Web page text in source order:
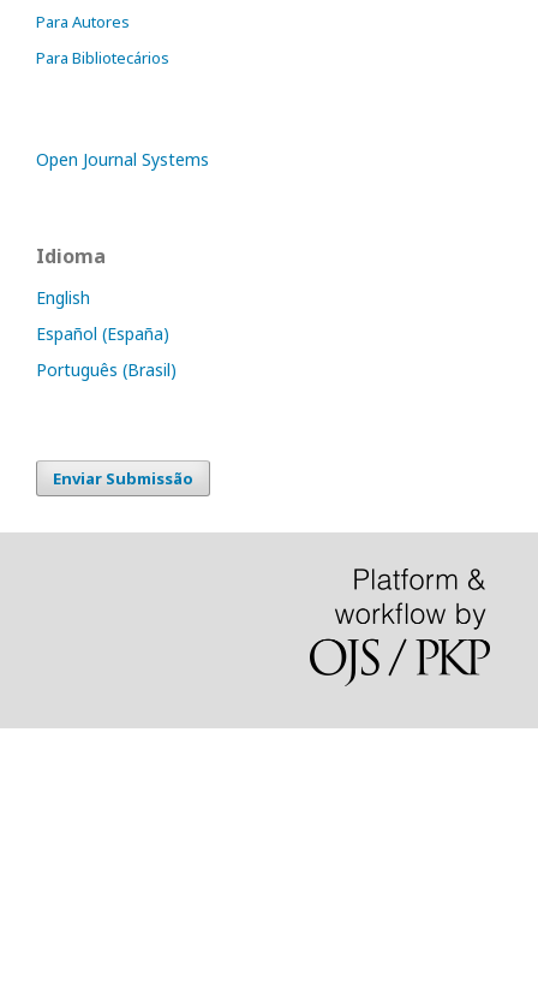
Para Autores
Para Bibliotecários
Open Journal Systems
Idioma
English
Español (España)
Português (Brasil)
Enviar Submissão